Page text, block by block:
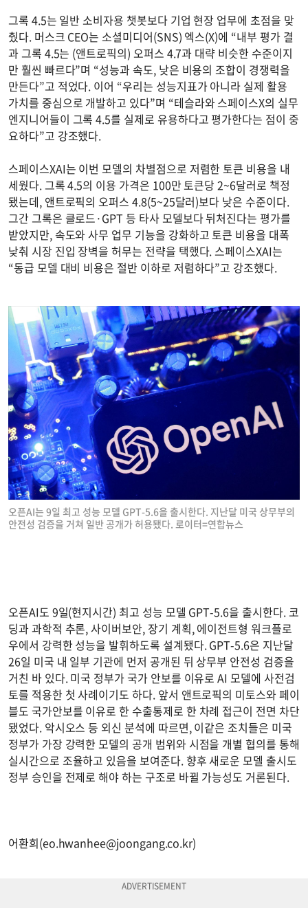
그록 4.5는 일반 소비자용 챗봇보다 기업 현장 업무에 초점을 맞
췄다. 머스크 CEO는 소셜미디어(SNS) 엑스(X)에 “내부 평가 결
과 그록 4.5는 (앤트로픽의) 오퍼스 4.7과 대략 비슷한 수준이지
만 훨씬 빠르다”며 “성능과 속도, 낮은 비용의 조합이 경쟁력을
만든다”고 적었다. 이어 “우리는 성능지표가 아니라 실제 활용
가치를 중심으로 개발하고 있다”며 “테슬라와 스페이스X의 실무
엔지니어들이 그록 4.5를 실제로 유용하다고 평가한다는 점이 중
요하다”고 강조했다.
스페이스XAI는 이번 모델의 차별점으로 저렴한 토큰 비용을 내
세웠다. 그록 4.5의 이용 가격은 100만 토큰당 2~6달러로 책정
됐는데, 앤트로픽의 오퍼스 4.8(5~25달러)보다 낮은 수준이다.
그간 그록은 클로드·GPT 등 타사 모델보다 뒤처진다는 평가를
받았지만, 속도와 사무 업무 기능을 강화하고 토큰 비용을 대폭
낮춰 시장 진입 장벽을 허무는 전략을 택했다. 스페이스XAI는
“동급 모델 대비 비용은 절반 이하로 저렴하다”고 강조했다.
오픈AI는 9일 최고 성능 모델 GPT-5.6을 출시한다. 지난달 미국 상무부의
안전성 검증을 거쳐 일반 공개가 허용됐다. 로이터=연합뉴스
오픈AI도 9일(현지시간) 최고 성능 모델 GPT-5.6을 출시한다. 코
딩과 과학적 추론, 사이버보안, 장기 계획, 에이전트형 워크플로
우에서 강력한 성능을 발휘하도록 설계됐다. GPT-5.6은 지난달
26일 미국 내 일부 기관에 먼저 공개된 뒤 상무부 안전성 검증을
거친 바 있다. 미국 정부가 국가 안보를 이유로 AI 모델에 사전검
토를 적용한 첫 사례이기도 하다. 앞서 앤트로픽의 미토스와 페이
블도 국가안보를 이유로 한 수출통제로 한 차례 접근이 전면 차단
됐었다. 악시오스 등 외신 분석에 따르면, 이같은 조치들은 미국
정부가 가장 강력한 모델의 공개 범위와 시점을 개별 협의를 통해
실시간으로 조율하고 있음을 보여준다. 향후 새로운 모델 출시도
정부 승인을 전제로 해야 하는 구조로 바뀔 가능성도 거론된다.
어환희(eo.hwanhee@joongang.co.kr)